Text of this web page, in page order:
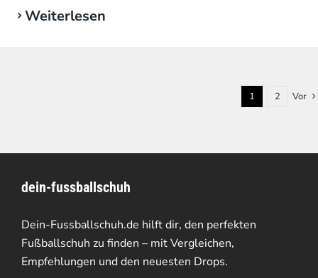
Weiterlesen
1 2 Vor
dein-fussballschuh
Dein-Fussballschuh.de hilft dir, den perfekten
Fußballschuh zu finden – mit Vergleichen,
Empfehlungen und den neuesten Drops.